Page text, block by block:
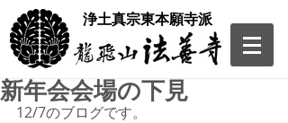
​浄土真宗東本願寺派
新年会会場の下見
12/7のブログです。